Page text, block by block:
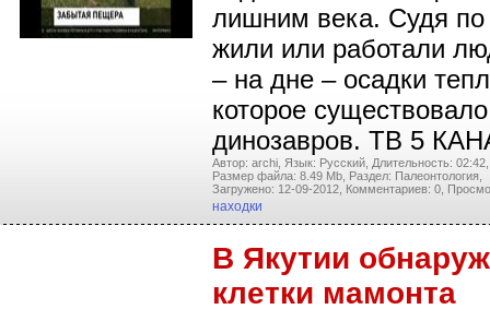
лишним века. Судя по
жили или работали
– на дне – осадки
которое
динозавров. ТВ 5
Автор: archi, Язык: Русский, Длительность: 02:42,
Размер файла: 8.49 Mb, Раздел: Палеонтология,
Загружено: 12-09-2012, Комментариев: 0,
находки
В Якутии
клетки мамонта